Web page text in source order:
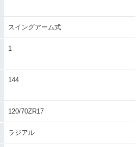
スイングアーム式
1
144
120/70ZR17
ラジアル